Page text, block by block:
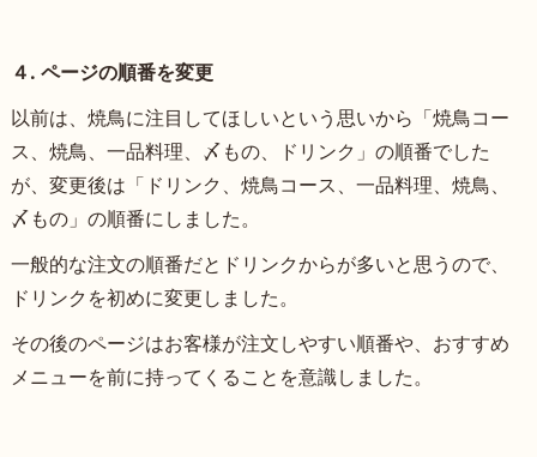
４. ページの順番を変更
以前は、焼鳥に注目してほしいという思いから「焼鳥コー
ス、焼鳥、一品料理、〆もの、ドリンク」の順番でした
が、変更後は「ドリンク、焼鳥コース、一品料理、焼鳥、
〆もの」の順番にしました。
一般的な注文の順番だとドリンクからが多いと思うので、
ドリンクを初めに変更しました。
その後のページはお客様が注文しやすい順番や、おすすめ
メニューを前に持ってくることを意識しました。